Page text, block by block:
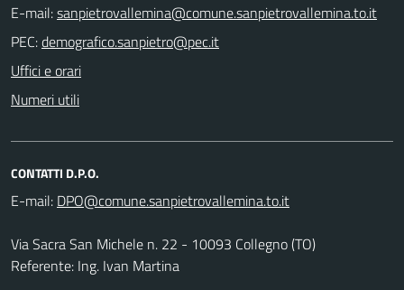
E-mail:
PEC:
Uffici e orari
Numeri utili
CONTATTI D.P.O.
E-mail:
Via Sacra San Michele n. 22 - 10093 Collegno (TO)
Referente: Ing. Ivan Martina